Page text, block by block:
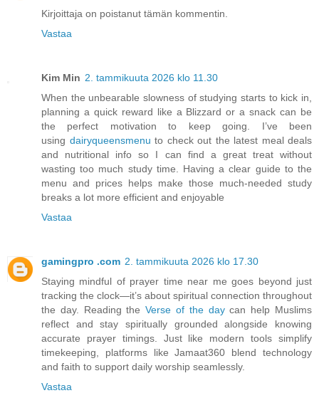
Kirjoittaja on poistanut tämän kommentin.
Vastaa
Kim Min 2. tammikuuta 2026 klo 11.30
When the unbearable slowness of studying starts to kick in,
planning a quick reward like a Blizzard or a snack can be
the perfect motivation to keep going. I’ve been
using dairyqueensmenu to check out the latest meal deals
and nutritional info so I can find a great treat without
wasting too much study time. Having a clear guide to the
menu and prices helps make those much-needed study
breaks a lot more efficient and enjoyable
Vastaa
gamingpro .com 2. tammikuuta 2026 klo 17.30
Staying mindful of prayer time near me goes beyond just
tracking the clock—it’s about spiritual connection throughout
the day. Reading theVerse of the daycan help Muslims
reflect and stay spiritually grounded alongside knowing
accurate prayer timings. Just like modern tools simplify
timekeeping, platforms like Jamaat360 blend technology
and faith to support daily worship seamlessly.
Vastaa